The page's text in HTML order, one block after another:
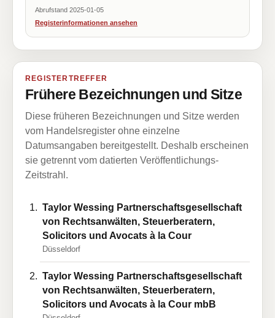
Abrufstand 2025-01-05
Registerinformationen ansehen
REGISTERTREFFER
Frühere Bezeichnungen und Sitze
Diese früheren Bezeichnungen und Sitze werden
vom Handelsregister ohne einzelne
Datumsangaben bereitgestellt. Deshalb erscheinen
sie getrennt vom datierten Veröffentlichungs-
Zeitstrahl.
Taylor Wessing Partnerschaftsgesellschaft
von Rechtsanwälten, Steuerberatern,
Solicitors und Avocats à la Cour
Düsseldorf
Taylor Wessing Partnerschaftsgesellschaft
von Rechtsanwälten, Steuerberatern,
Solicitors und Avocats à la Cour mbB